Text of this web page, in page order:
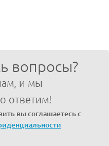
вопросы?
и мы
ответим!
вы соглашаетесь с